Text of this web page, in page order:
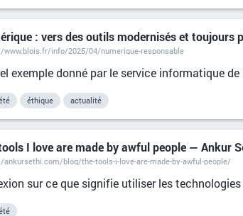
: vers des outils modernisés et toujours
info/2025/04/numerique-responsable
exemple donné par le service informatique
éthique actualité
I love are made by awful people — Ankur
blog/the-tools-i-love-are-made-by-awful-people/
sur ce que signifie utiliser les